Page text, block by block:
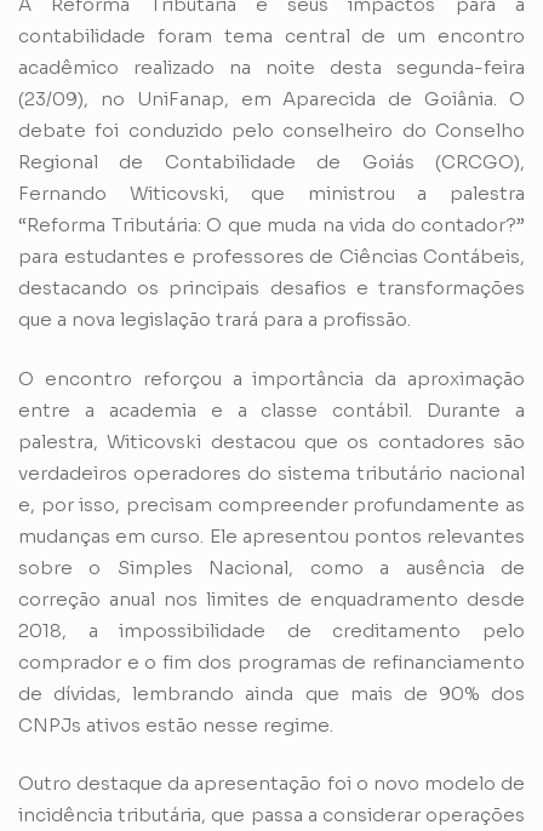
contabilidade foram tema central de um encontro
acadêmico realizado na noite desta segunda-feira
(23/09), no UniFanap, em Aparecida de Goiânia. O
debate foi conduzido pelo conselheiro do Conselho
Regional de Contabilidade de Goiás (CRCGO),
Fernando Witicovski, que ministrou a palestra
“Reforma Tributária: O que muda na vida do contador?”
para estudantes e professores de Ciências Contábeis,
destacando os principais desafios e transformações
que a nova legislação trará para a profissão.
O encontro reforçou a importância da aproximação
entre a academia e a classe contábil. Durante a
palestra, Witicovski destacou que os contadores são
verdadeiros operadores do sistema tributário nacional
e, por isso, precisam compreender profundamente as
mudanças em curso. Ele apresentou pontos relevantes
sobre o Simples Nacional, como a ausência de
correção anual nos limites de enquadramento desde
2018, a impossibilidade de creditamento pelo
comprador e o fim dos programas de refinanciamento
de dívidas, lembrando ainda que mais de 90% dos
CNPJs ativos estão nesse regime.
Outro destaque da apresentação foi o novo modelo de
incidência tributária, que passa a considerar operações